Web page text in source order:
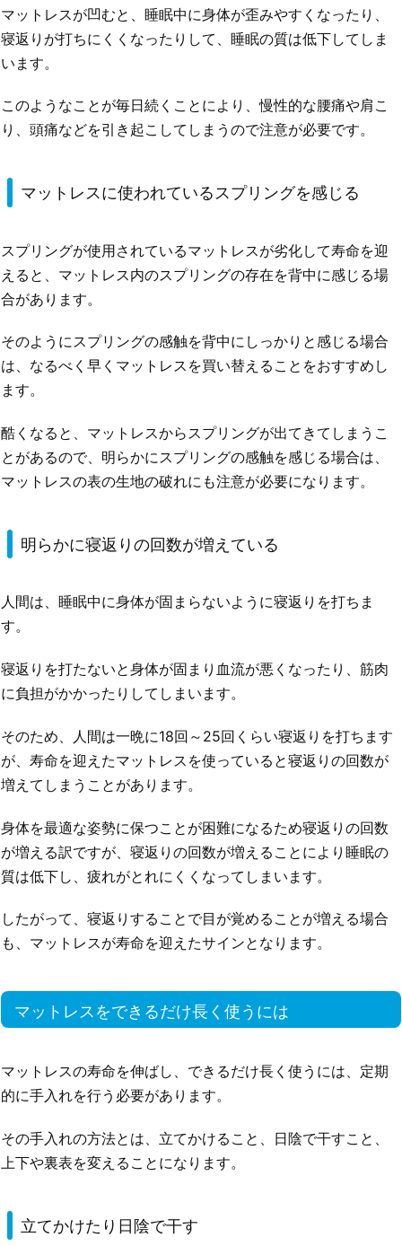
マットレスが凹むと、睡眠中に身体が歪みやすくなったり、
寝返りが打ちにくくなったりして、睡眠の質は低下してしま
います。
このようなことが毎日続くことにより、慢性的な腰痛や肩こ
り、頭痛などを引き起こしてしまうので注意が必要です。
マットレスに使われているスプリングを感じる
スプリングが使用されているマットレスが劣化して寿命を迎
えると、マットレス内のスプリングの存在を背中に感じる場
合があります。
そのようにスプリングの感触を背中にしっかりと感じる場合
は、なるべく早くマットレスを買い替えることをおすすめし
ます。
酷くなると、マットレスからスプリングが出てきてしまうこ
とがあるので、明らかにスプリングの感触を感じる場合は、
マットレスの表の生地の破れにも注意が必要になります。
明らかに寝返りの回数が増えている
人間は、睡眠中に身体が固まらないように寝返りを打ちま
す。
寝返りを打たないと身体が固まり血流が悪くなったり、筋肉
に負担がかかったりしてしまいます。
そのため、人間は一晩に18回～25回くらい寝返りを打ちます
が、寿命を迎えたマットレスを使っていると寝返りの回数が
増えてしまうことがあります。
身体を最適な姿勢に保つことが困難になるため寝返りの回数
が増える訳ですが、寝返りの回数が増えることにより睡眠の
質は低下し、疲れがとれにくくなってしまいます。
したがって、寝返りすることで目が覚めることが増える場合
も、マットレスが寿命を迎えたサインとなります。
マットレスをできるだけ長く使うには
マットレスの寿命を伸ばし、できるだけ長く使うには、定期
的に手入れを行う必要があります。
その手入れの方法とは、立てかけること、日陰で干すこと、
上下や裏表を変えることになります。
立てかけたり日陰で干す